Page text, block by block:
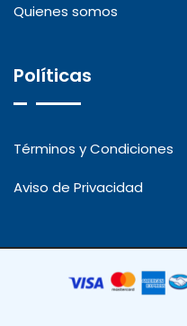
Quienes somos
Políticas
Términos y Condiciones
Aviso de Privacidad